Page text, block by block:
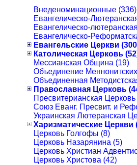
Внеденоминационные (336)
Евангелическо-
Евангелическо-
Евангелическо-
Евангельские Церкви
Католическая Церковь
Мессианская Община (19)
Объединение
Объединенная
Православная Церковь
Пресвитерианская Церковь
Союз Еванг. Пресвит. и
Украинская Лютеранская
Харизматические Церкви
Церковь Голгофы (8)
Церковь Назарянина (5)
Церковь Христиан
Церковь Христова (42)